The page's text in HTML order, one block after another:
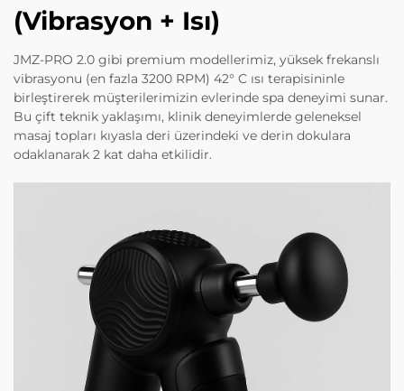
(Vibrasyon + Isı)
JMZ-PRO 2.0 gibi premium modellerimiz, yüksek frekanslı
vibrasyonu (en fazla 3200 RPM) 42° C ısı terapisininle
birleştirerek müşterilerimizin evlerinde spa deneyimi sunar.
Bu çift teknik yaklaşımı, klinik deneyimlerde geleneksel
masaj topları kıyasla deri üzerindeki ve derin dokulara
odaklanarak 2 kat daha etkilidir.